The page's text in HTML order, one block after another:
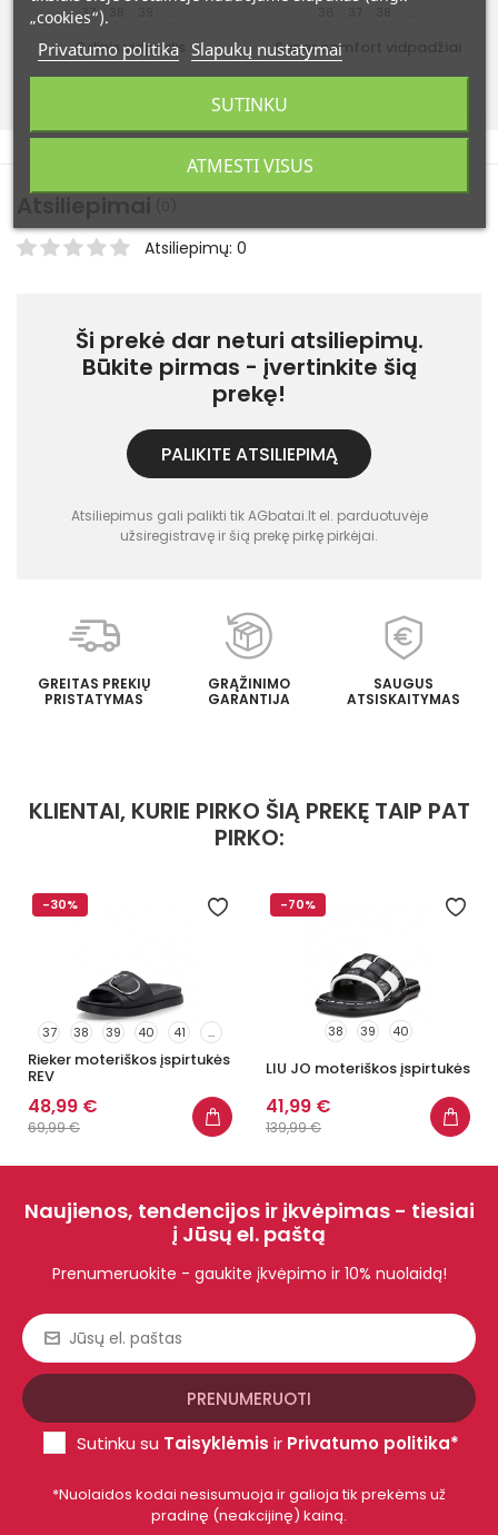
37
Odinis vidpadis Super comfort vidpadžiai
Atsiliepimų: 0
Ši prekė dar neturi atsiliepimų.
Būkite pirmas - įvertinkite šią
prekę!
PALIKITE ATSILIEPIMĄ
Atsiliepimus gali palikti tik AGbatai.lt el. parduotuvėje
užsiregistravę ir šią prekę pirkę pirkėjai.
GREITAS PREKIŲ
PRISTATYMAS
GRĄŽINIMO
GARANTIJA
SAUGUS
ATSISKAITYMAS
KLIENTAI, KURIE PIRKO ŠIĄ PREKĘ TAIP PAT
PIRKO:
-30%
37 38 39 40 41 ...
Rieker moteriškos įspirtukės
REV
48,99 €
69,99 €
-70%
38 39 40
LIU JO moteriškos įspirtukės
41,99 €
139,99 €
Naujienos, tendencijos ir įkvėpimas - tiesiai
į Jūsų el. paštą
Prenumeruokite - gaukite įkvėpimo ir 10% nuolaidą!
Sutinku su Taisyklėmis ir Privatumo politika*
*Nuolaidos kodai nesisumuoja ir galioja tik prekėms už
pradinę (neakcijinę) kainą.
„cookies“).
Privatumo politika Slapukų nustatymai
ATMESTI VISUS
SUTINKU